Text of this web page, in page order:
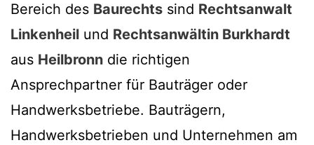
Bereich des Baurechts sind Rechtsanwalt
Linkenheil und Rechtsanwältin Burkhardt
aus Heilbronn die richtigen
Ansprechpartner für Bauträger oder
Handwerksbetriebe. Bauträgern,
Handwerksbetrieben und Unternehmen am